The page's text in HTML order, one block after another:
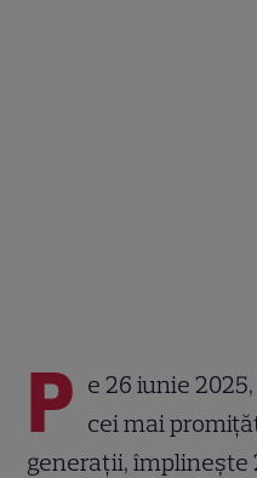
P e 26 iunie
cei mai
generații, împlinește